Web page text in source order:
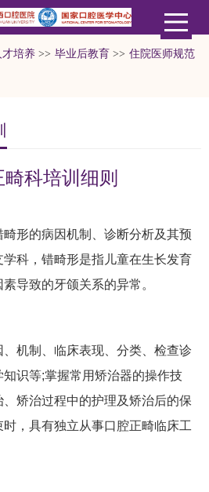
才培养 >> 毕业后教育 >> 住院医师规范
畸科培训细则
形的病因机制、诊断分析及其预
科，错畸形是指儿童在生长发育
导致的牙颌关系的异常。
机制、临床表现、分类、检查诊
识等;掌握常用矫治器的操作技
矫治过程中的护理及矫治后的保
，具有独立从事口腔正畸临床工